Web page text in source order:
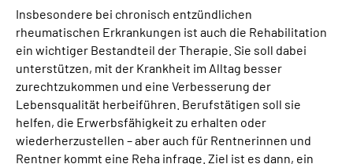
Insbesondere bei chronisch entzündlichen
rheumatischen Erkrankungen ist auch die Rehabilitation
ein wichtiger Bestandteil der Therapie. Sie soll dabei
unterstützen, mit der Krankheit im Alltag besser
zurechtzukommen und eine Verbesserung der
Lebensqualität herbeiführen. Berufstätigen soll sie
helfen, die Erwerbsfähigkeit zu erhalten oder
wiederherzustellen – aber auch für Rentnerinnen und
Rentner kommt eine Reha infrage. Ziel ist es dann, ein